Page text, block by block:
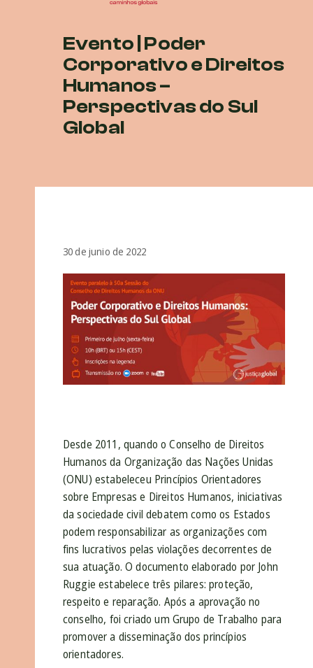
Evento | Poder
Corporativo e Direitos
Humanos –
Perspectivas do Sul
Global
30 de junio de 2022
Desde 2011, quando o Conselho de Direitos
Humanos da Organização das Nações Unidas
(ONU) estabeleceu Princípios Orientadores
sobre Empresas e Direitos Humanos, iniciativas
da sociedade civil debatem como os Estados
podem responsabilizar as organizações com
fins lucrativos pelas violações decorrentes de
sua atuação. O documento elaborado por John
Ruggie estabelece três pilares: proteção,
respeito e reparação. Após a aprovação no
conselho, foi criado um Grupo de Trabalho para
promover a disseminação dos princípios
orientadores.